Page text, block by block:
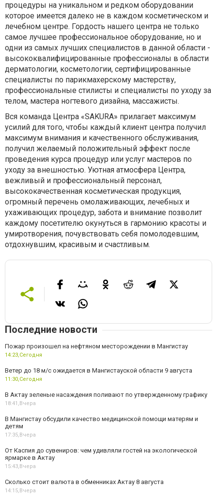
процедуры на уникальном и редком оборудовании
которое имеется далеко не в каждом косметическом и
лечебном центре. Гордость нашего центра не только
самое лучшее профессиональное оборудование, но и
одни из самых лучших специалистов в данной области -
высококвалифицированные профессионалы в области
дерматологии, косметологии, сертифицированные
специалисты по парикмахерскому мастерству,
профессиональные стилисты и специалисты по уходу за
телом, мастера ногтевого дизайна, массажисты.
Вся команда Центра «SAKURA» прилагает максимум
усилий для того, чтобы каждый клиент центра получил
максимум внимания и качественного обслуживания,
получил желаемый положительный эффект после
проведения курса процедур или услуг мастеров по
уходу за внешностью. Уютная атмосфера Центра,
вежливый и профессиональный персонал,
высококачественная косметическая продукция,
огромный перечень омолаживающих, лечебных и
ухаживающих процедур, забота и внимание позволит
каждому посетителю окунуться в гармонию красоты и
умиротворения, почувствовать себя помолодевшим,
отдохнувшим, красивым и счастливым.
Последние новости
Пожар произошел на нефтяном месторождении в Мангистау
14:23,Сегодня
Ветер до 18 м/с ожидается в Мангистауской области 9 августа
11:30,Сегодня
В Актау зеленые насаждения поливают по утвержденному графику
18:41,Вчера
В Мангистау обсудили качество медицинской помощи матерям и
детям
17:35,Вчера
От Каспия до сувениров: чем удивляли гостей на экологической
ярмарке в Актау
15:43,Вчера
Сколько стоит валюта в обменниках Актау 8 августа
14:15,Вчера